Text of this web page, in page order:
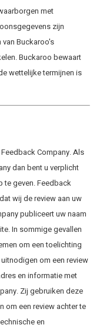
met
zijn
Buckaroo's
Buckaroo bewaart
wettelijke termijnen is
Company. Als
dan bent u verplicht
te geven. Feedback
wij de review aan uw
publiceert uw naam
In sommige gevallen
om een toelichting
om een review
en informatie met
Zij gebruiken deze
om een review achter te
en